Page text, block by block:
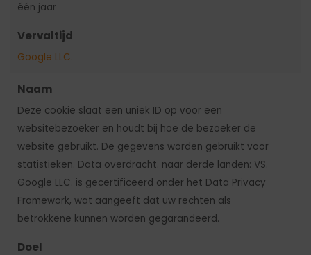
één jaar
Vervaltijd
Google LLC.
Naam
Deze cookie slaat een uniek ID op voor een
websitebezoeker en houdt bij hoe de bezoeker de
website gebruikt. De gegevens worden gebruikt voor
statistieken. Data overdracht. naar derde landen: VS.
Google LLC. is gecertificeerd onder het Data Privacy
Framework, wat aangeeft dat uw rechten als
betrokkene kunnen worden gegarandeerd.
Doel